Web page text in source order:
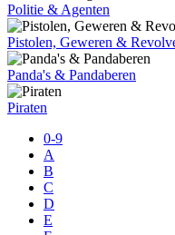
Politie & Agenten
Pistolen, Geweren &
Panda's & Pandaberen
Piraten
0-9
A
B
C
D
E